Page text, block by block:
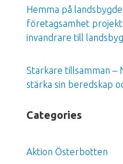
Hemma på
företagsamhet
invandrare till
Starkare tillsamman –
stärka sin beredskap
Categories
Aktion Österbotten